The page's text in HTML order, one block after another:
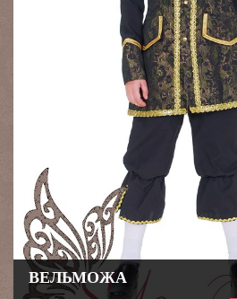
ВЕЛЬМОЖА